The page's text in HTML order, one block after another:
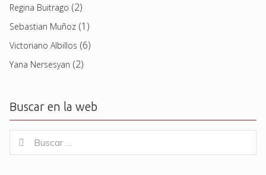
Regina Buitrago (2)
Sebastian Muñoz (1)
Victoriano Albillos (6)
Yana Nersesyan (2)
Buscar en la web
for:
Buscar